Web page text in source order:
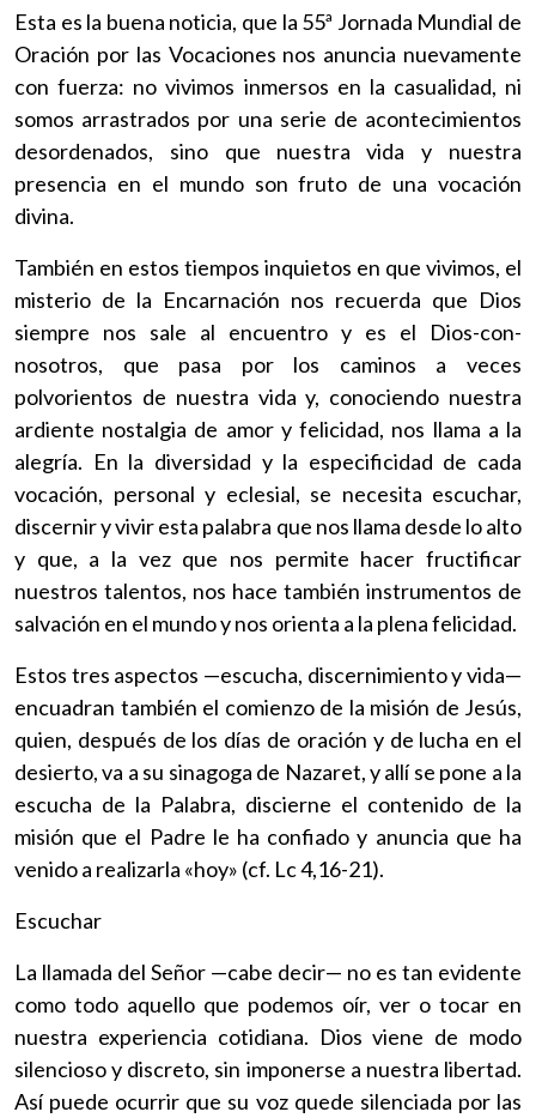
Esta es la buena noticia, que la 55ª Jornada Mundial de
Oración por las Vocaciones nos anuncia nuevamente
con fuerza: no vivimos inmersos en la casualidad, ni
somos arrastrados por una serie de acontecimientos
desordenados, sino que nuestra vida y nuestra
presencia en el mundo son fruto de una vocación
divina.
También en estos tiempos inquietos en que vivimos, el
misterio de la Encarnación nos recuerda que Dios
siempre nos sale al encuentro y es el Dios-con-
nosotros, que pasa por los caminos a veces
polvorientos de nuestra vida y, conociendo nuestra
ardiente nostalgia de amor y felicidad, nos llama a la
alegría. En la diversidad y la especificidad de cada
vocación, personal y eclesial, se necesita escuchar,
discernir y vivir esta palabra que nos llama desde lo alto
y que, a la vez que nos permite hacer fructificar
nuestros talentos, nos hace también instrumentos de
salvación en el mundo y nos orienta a la plena felicidad.
Estos tres aspectos —escucha, discernimiento y vida—
encuadran también el comienzo de la misión de Jesús,
quien, después de los días de oración y de lucha en el
desierto, va a su sinagoga de Nazaret, y allí se pone a la
escucha de la Palabra, discierne el contenido de la
misión que el Padre le ha confiado y anuncia que ha
venido a realizarla «hoy» (cf. Lc 4,16-21).
Escuchar
La llamada del Señor —cabe decir— no es tan evidente
como todo aquello que podemos oír, ver o tocar en
nuestra experiencia cotidiana. Dios viene de modo
silencioso y discreto, sin imponerse a nuestra libertad.
Así puede ocurrir que su voz quede silenciada por las